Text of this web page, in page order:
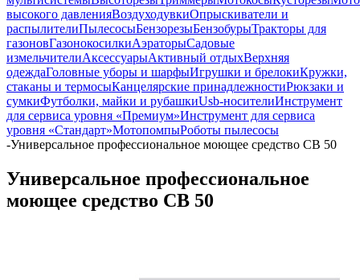
высокого давленияВоздуходувкиОпрыскиватели и
распылителиПылесосыБензорезыБензобурыТракторы для
газоновГазонокосилкиАэраторыСадовые
измельчителиАксессуарыАктивный отдыхВерхняя
одеждаГоловные уборы и шарфыИгрушки и брелокиКружки,
стаканы и термосыКанцелярские принадлежностиРюкзаки и
сумкиФутболки, майки и рубашкиUsb-носителиИнструмент
для сервиса уровня «Премиум»Инструмент для сервиса
уровня «Стандарт»МотопомпыРоботы пылесосы
-Универсальное профессиональное моющее средство CB 50
Универсальное профессиональное
моющее средство CB 50